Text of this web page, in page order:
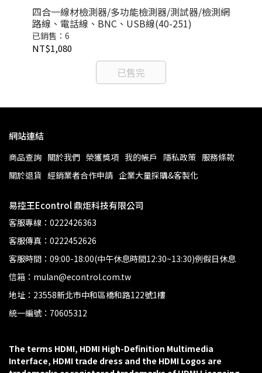
四合一線材檢測器/多功能檢測器/測試器/檢測網
路線、電話線、BNC、USB線(40-251)
已銷售：6
NT$1,080
已售完
網站連結
商品查詢 關於我們 榮獲獎項 我的帳戶 隱私政策 服務條款
關於退貨 經銷業者合作申請 企業大量採購&客製化
易控王Econtrol 鼎炬科技有限公司
客服專線：0222426363
客服傳真：0222452626
客服時間：09:00-18:00(中午休息時間12:30~13:30)例假日休息
信箱：mulan@econtrol.com.tw
地址：23558新北市中和區橋和路122號1樓
統一編號：70605312
The terms HDMI, HDMI High-Definition Multimedia
Interface, HDMI trade dress and the HDMI Logos are